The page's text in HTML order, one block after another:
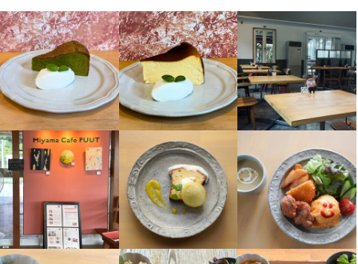
・社会保険完備（規定を満たす方）
・制服貸与
・交通費規定支給
・食事補助（勤務時間が1日6時間超の方）
・慶弔見舞金制度
・グループ施設利用割引有
・ご家族、ご友人宿泊優待制度あり
・バースデー休暇 ・昇給年2回（業績・勤務成績により実施する
場合がございます）
・賞与年2回（原則支給対象外ですが、業績・勤務成績により支給
する場合がございます）
まかない・食事補助あり 制服貸与 社員登用制度あり 車通勤OK
特徴